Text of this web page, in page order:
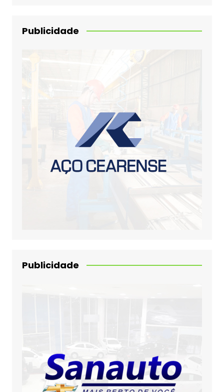
Publicidade
Publicidade